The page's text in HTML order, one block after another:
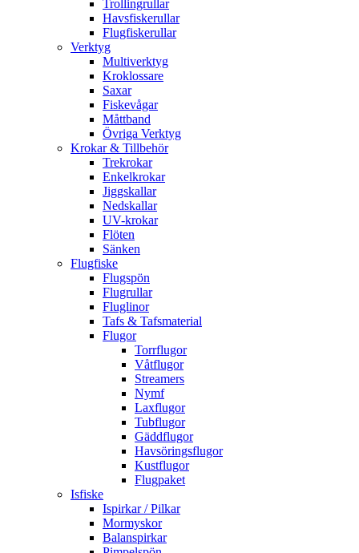
Trollingrullar
Havsfiskerullar
Flugfiskerullar
Verktyg
Multiverktyg
Kroklossare
Saxar
Fiskevågar
Måttband
Övriga Verktyg
Krokar & Tillbehör
Trekrokar
Enkelkrokar
Jiggskallar
Nedskallar
UV-krokar
Flöten
Sänken
Flugfiske
Flugspön
Flugrullar
Fluglinor
Tafs & Tafsmaterial
Flugor
Torrflugor
Våtflugor
Streamers
Nymf
Laxflugor
Tubflugor
Gäddflugor
Havsöringsflugor
Kustflugor
Flugpaket
Isfiske
Ispirkar / Pilkar
Mormyskor
Balanspirkar